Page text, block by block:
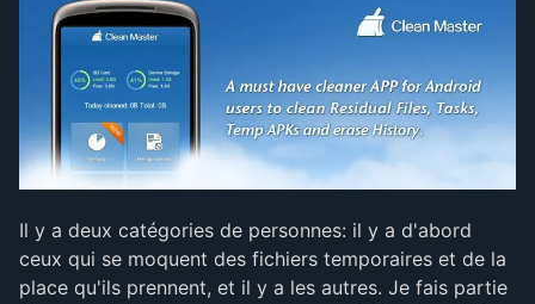
Il y a deux catégories de personnes: il y a d'abord
ceux qui se moquent des fichiers temporaires et de la
place qu'ils prennent, et il y a les autres. Je fais partie